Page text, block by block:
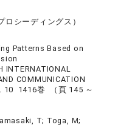
シーディングス）
Patterns Based on
INTERNATIONAL
COMMUNICATION
10 1416巻 （頁 145 ～
T; Toga, M;